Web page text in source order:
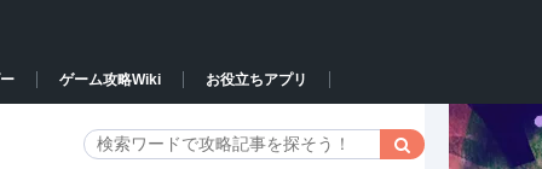
ゲーム攻略Wiki お役立ちアプリ